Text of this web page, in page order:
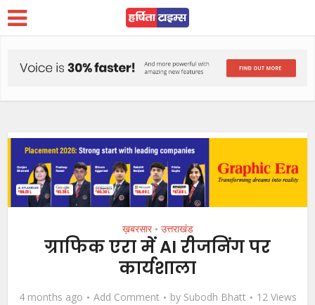
ख़बरसार • उत्तराखंड
ग्राफिक एरा में AI रीजनिंग पर
कार्यशाला
4 months ago Add Comment by Subodh Bhatt 12 Views